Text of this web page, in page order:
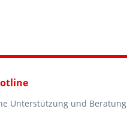
Unterstützung und Beratung